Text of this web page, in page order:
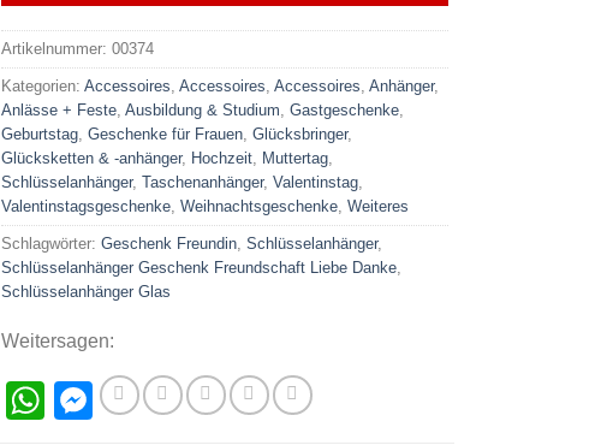
Artikelnummer: 00374
Kategorien: Accessoires, Accessoires, Accessoires, Anhänger,
Anlässe + Feste, Ausbildung & Studium, Gastgeschenke,
Geburtstag, Geschenke für Frauen, Glücksbringer,
Glücksketten & -anhänger, Hochzeit, Muttertag,
Schlüsselanhänger, Taschenanhänger, Valentinstag,
Valentinstagsgeschenke, Weihnachtsgeschenke, Weiteres
Schlagwörter: Geschenk Freundin, Schlüsselanhänger,
Schlüsselanhänger Geschenk Freundschaft Liebe Danke,
Schlüsselanhänger Glas
Weitersagen:
WhatsApp
Messenger